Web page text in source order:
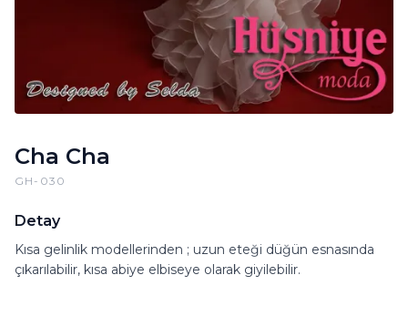
Cha Cha
GH-030
Detay
Kısa gelinlik modellerinden ; uzun eteği düğün esnasında
çıkarılabilir, kısa abiye elbiseye olarak giyilebilir.